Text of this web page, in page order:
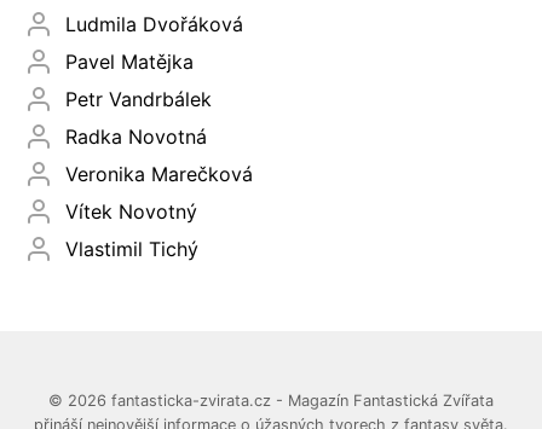
Ludmila Dvořáková
Pavel Matějka
Petr Vandrbálek
Radka Novotná
Veronika Marečková
Vítek Novotný
Vlastimil Tichý
© 2026 fantasticka-zvirata.cz - Magazín Fantastická Zvířata
přináší nejnovější informace o úžasných tvorech z fantasy světa.